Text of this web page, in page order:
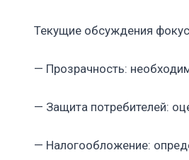
Текущие обсуждения
— Прозрачность:
— Защита потребителей:
— Налогообложение: